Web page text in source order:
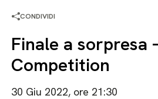
CONDIVIDI
Finale a sorpresa
Competition
30 Giu 2022, ore 21:30